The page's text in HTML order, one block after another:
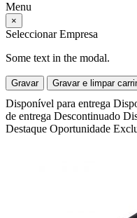
Menu
×
Seleccionar Empresa
Some text in the modal.
Gravar Gravar e limpar
Disponível para entrega
de entrega Descontinuado
Destaque Oportunidade